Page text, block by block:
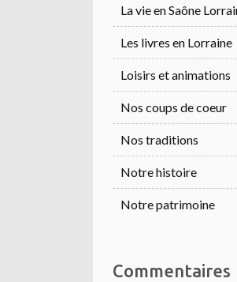
La vie en Saône
Les livres en Lorraine
Loisirs et animations
Nos coups de coeur
Nos traditions
Notre histoire
Notre patrimoine
Commentaires